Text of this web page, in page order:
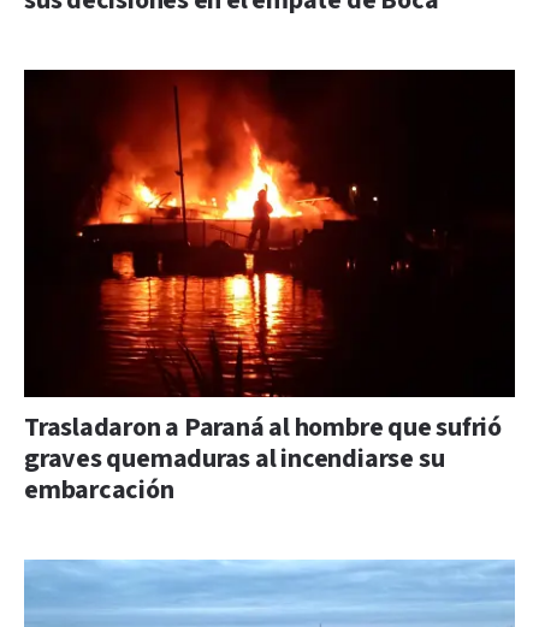
Trasladaron a Paraná al hombre que sufrió
graves quemaduras al incendiarse su
embarcación